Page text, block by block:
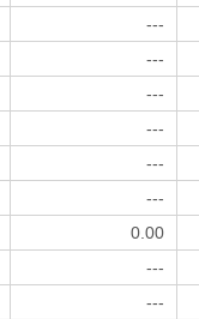
---
---
---
---
---
---
0.00
---
---